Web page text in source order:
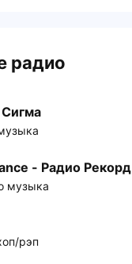
радио
- Радио Рекорд
музыка
рэп